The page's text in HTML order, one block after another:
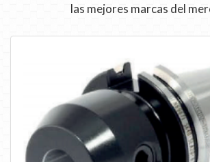
las mejores marcas del